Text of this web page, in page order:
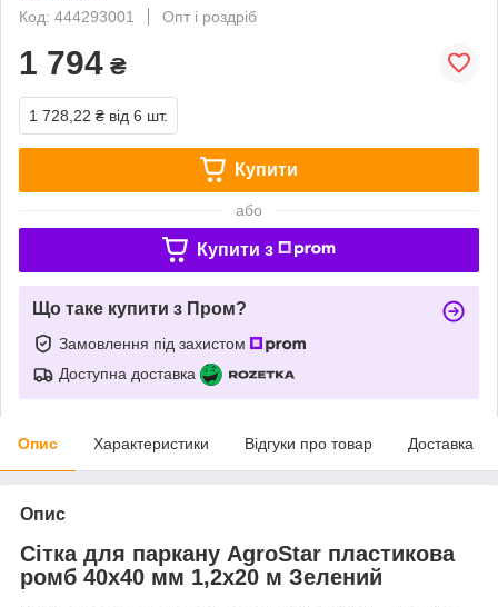
Код: 444293001
Опт і роздріб
1 794 ₴
1 728,22 ₴ від 6 шт.
Купити
або
Купити з
Що таке купити з Пром?
Замовлення під захистом
Доступна доставка
Опис Характеристики Відгуки про товар Доставка
Опис
Сітка для паркану AgroStar пластикова
ромб 40x40 мм 1,2x20 м Зелений